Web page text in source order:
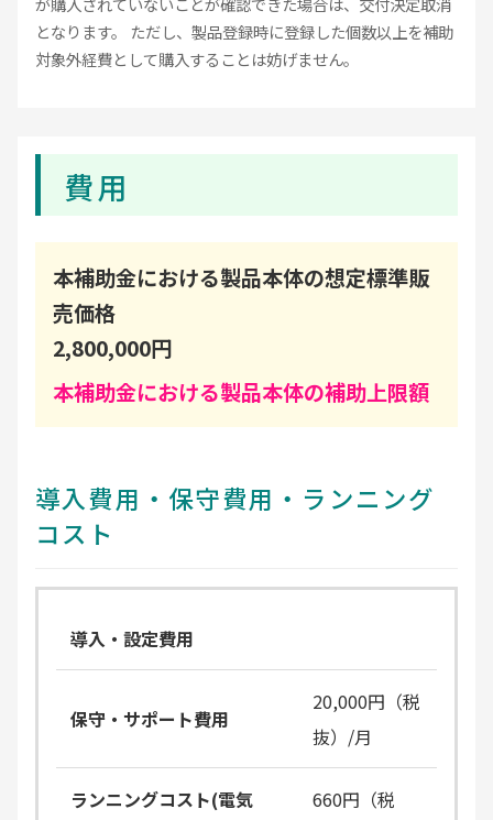
となります。 ただし、製品登録時に登録した個数以上を補助
対象外経費として購入することは妨げません。
費用
本補助金における製品本体の想定標準販
売価格
2,800,000円
本補助金における製品本体の補助上限額
導入費用・保守費用・ランニング
コスト
導入・設定費用
保守・サポート費用
20,000円（税
抜）/月
ランニングコスト(電気
660円（税